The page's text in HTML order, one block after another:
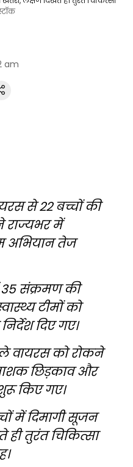
am
से 22 बच्चों की
राज्यभर में
अभियान तेज
35 संक्रमण की
टीमों को
दिए गए।
वायरस को रोकने
छिड़काव और
किए गए।
में दिमागी सूजन
ही तुरंत चिकित्सा